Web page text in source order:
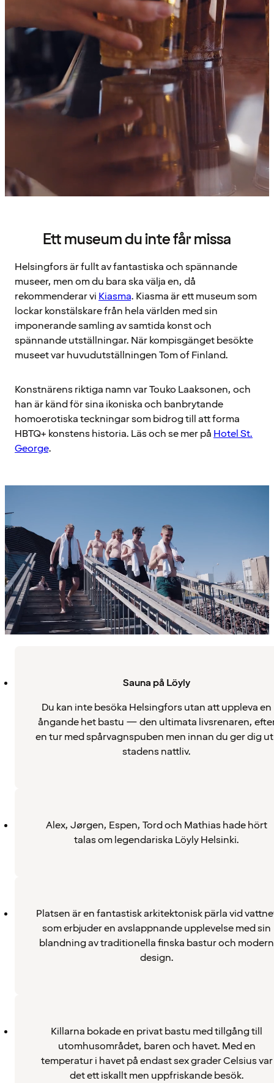
Ett museum du inte får missa
Helsingfors är fullt av fantastiska och spännande
museer, men om du bara ska välja en, då
rekommenderar vi Kiasma. Kiasma är ett museum som
lockar konstälskare från hela världen med sin
imponerande samling av samtida konst och
spännande utställningar. När kompisgänget besökte
museet var huvudutställningen Tom of Finland.
Konstnärens riktiga namn var Touko Laaksonen, och
han är känd för sina ikoniska och banbrytande
homoerotiska teckningar som bidrog till att forma
HBTQ+ konstens historia. Läs och se mer på Hotel St.
George.
Sauna på Löyly
Du kan inte besöka Helsingfors utan att uppleva en
ångande het bastu — den ultimata livsrenaren,
en tur med spårvagnspuben men innan du ger dig
stadens nattliv.
Alex, Jørgen, Espen, Tord och Mathias hade hört
talas om legendariska Löyly Helsinki.
Platsen är en fantastisk arkitektonisk pärla vid
som erbjuder en avslappnande upplevelse med sin
blandning av traditionella finska bastur och modern
design.
Killarna bokade en privat bastu med tillgång till
utomhusområdet, baren och havet. Med en
temperatur i havet på endast sex grader Celsius var
det ett iskallt men uppfriskande besök.